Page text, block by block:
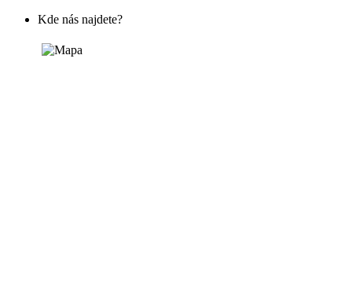
Kde nás najdete?